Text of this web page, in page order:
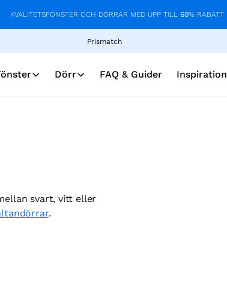
KVALITETSFÖNSTER OCH DÖRRAR MED UPP TILL 60% RABATT
Prismatch
Dörr FAQ & Guider Inspiration
svart, vitt eller
.